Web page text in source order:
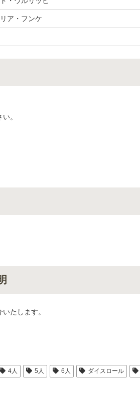
ア・フンケ
。
たします。
4人 5人 6人 ダイスロール